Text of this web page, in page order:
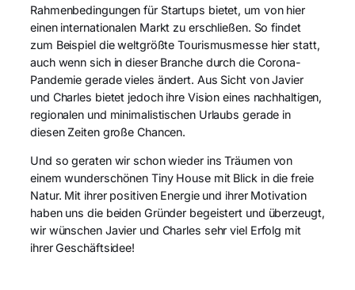
Rahmenbedingungen für Startups bietet, um von hier
einen internationalen Markt zu erschließen. So findet
zum Beispiel die weltgrößte Tourismusmesse hier statt,
auch wenn sich in dieser Branche durch die Corona-
Pandemie gerade vieles ändert. Aus Sicht von Javier
und Charles bietet jedoch ihre Vision eines nachhaltigen,
regionalen und minimalistischen Urlaubs gerade in
diesen Zeiten große Chancen.
Und so geraten wir schon wieder ins Träumen von
einem wunderschönen Tiny House mit Blick in die freie
Natur. Mit ihrer positiven Energie und ihrer Motivation
haben uns die beiden Gründer begeistert und überzeugt,
wir wünschen Javier und Charles sehr viel Erfolg mit
ihrer Geschäftsidee!